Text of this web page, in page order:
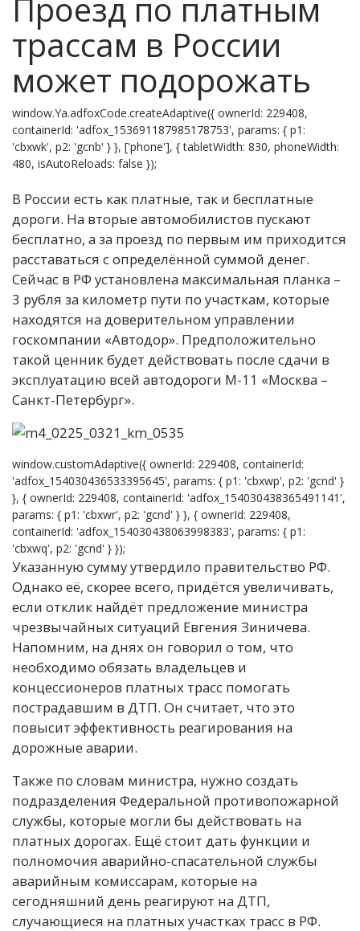
Проезд по платным
трассам в России
может подорожать
window.Ya.adfoxCode.createAdaptive({ ownerId: 229408,
containerId: 'adfox_153691187985178753', params: { p1:
'cbxwk', p2: 'gcnb' } }, ['phone'], { tabletWidth: 830, phoneWidth:
480, isAutoReloads: false });
В России есть как платные, так и бесплатные
дороги. На вторые автомобилистов пускают
бесплатно, а за проезд по первым им приходится
расставаться с определённой суммой денег.
Сейчас в РФ установлена максимальная планка –
3 рубля за километр пути по участкам, которые
находятся на доверительном управлении
госкомпании «Автодор». Предположительно
такой ценник будет действовать после сдачи в
эксплуатацию всей автодороги М-11 «Москва –
Санкт-Петербург».
window.customAdaptive({ ownerId: 229408, containerId:
'adfox_154030436533395645', params: { p1: 'cbxwp', p2: 'gcnd' }
}, { ownerId: 229408, containerId: 'adfox_154030438365491141',
params: { p1: 'cbxwr', p2: 'gcnd' } }, { ownerId: 229408,
containerId: 'adfox_154030438063998383', params: { p1:
'cbxwq', p2: 'gcnd' } });
Указанную сумму утвердило правительство РФ.
Однако её, скорее всего, придётся увеличивать,
если отклик найдёт предложение министра
чрезвычайных ситуаций Евгения Зиничева.
Напомним, на днях он говорил о том, что
необходимо обязать владельцев и
концессионеров платных трасс помогать
пострадавшим в ДТП. Он считает, что это
повысит эффективность реагирования на
дорожные аварии.
Также по словам министра, нужно создать
подразделения Федеральной противопожарной
службы, которые могли бы действовать на
платных дорогах. Ещё стоит дать функции и
полномочия аварийно-спасательной службы
аварийным комиссарам, которые на
сегодняшний день реагируют на ДТП,
случающиеся на платных участках трасс в РФ.